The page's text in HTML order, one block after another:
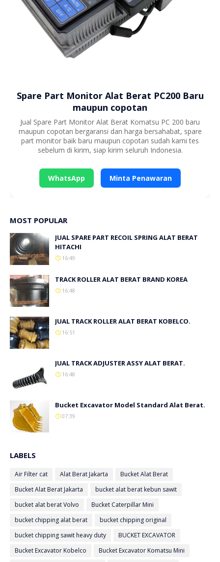
Spare Part Monitor Alat Berat PC200 Baru
maupun copotan
Jual Spare Part Monitor Alat Berat Komatsu PC 200 baru
maupun copotan bergaransi dan harga bersahabat, spare
part monitor baik baru maupun copotan sudah kami tes
sebelum di kirim, siap kirim seluruh Indonesia.
WhatsApp Minta Penawaran
MOST POPULAR
JUAL SPARE PART RECOIL SPRING ALAT BERAT
HITACHI
16:49
TRACK ROLLER ALAT BERAT BRAND KOREA
16:48
JUAL TRACK ROLLER ALAT BERAT KOBELCO.
16:51
JUAL TRACK ADJUSTER ASSY ALAT BERAT.
16:48
Bucket Excavator Model Standard Alat Berat.
07:39
LABELS
Air Filter cat Alat Berat Jakarta
Bucket Alat Berat
Bucket Alat Berat Jakarta
bucket alat berat kebun sawit
bucket alat berat Volvo
Bucket Caterpillar Mini
bucket chipping alat berat
bucket chipping original
bucket chipping sawit heavy duty
BUCKET EXCAVATOR
Bucket Excavator Kobelco
Bucket Excavator Komatsu Mini